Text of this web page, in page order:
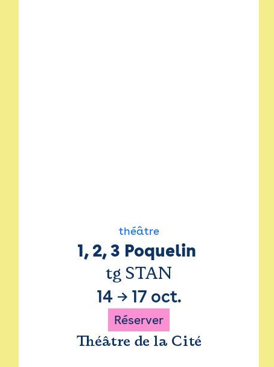
théâtre
1, 2, 3 Poquelin
tg STAN
14→ 17 oct.
Réserver
Théâtre de la Cité